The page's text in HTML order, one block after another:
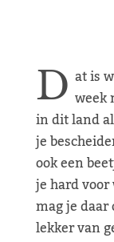
D at is
week
in dit land
je
ook een
je hard
mag je
lekker van